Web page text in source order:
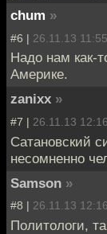
chum »
#6 | 26.11.13 11:55
Надо нам как-
Америке.
zanixx »
#7 | 26.11.13 12:16
Сатановский
несомненно
Samson »
#8 | 26.11.13 12:16
Политологи,